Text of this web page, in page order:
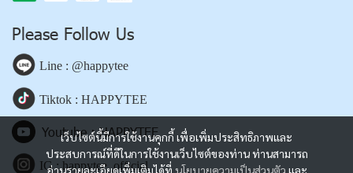
เว็บไซต์นี้มีการใช้งานคุกกี้ เพื่อเพิ่มประสิทธิภาพและ
ประสบการณ์ที่ดีในการใช้งานเว็บไซต์ของท่าน ท่านสามารถ
อ่านรายละเอียดเพิ่มเติมได้ที่ นโยบายความเป็นส่วนตัว และ
Please Follow Us
Line : @happytee
Tiktok : HAPPYTEE
Youtube : HAPPYTEE
IG : happytee_official